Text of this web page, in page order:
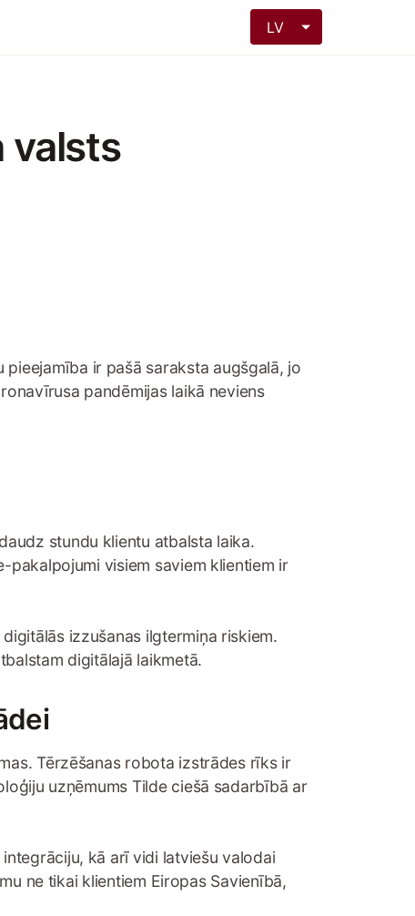
LV
valsts
ir pašā saraksta augšgalā, jo
pandēmijas laikā neviens
stundu klientu atbalsta laika.
pakalpojumi visiem saviem klientiem ir
izzušanas ilgtermiņa riskiem.
digitālajā laikmetā.
Tērzēšanas robota izstrādes rīks ir
uzņēmums Tilde ciešā sadarbībā ar
kā arī vidi latviešu valodai
ne tikai klientiem Eiropas Savienībā,